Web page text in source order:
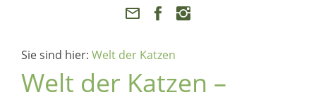
Sie sind hier: Welt der Katzen
Welt der Katzen –